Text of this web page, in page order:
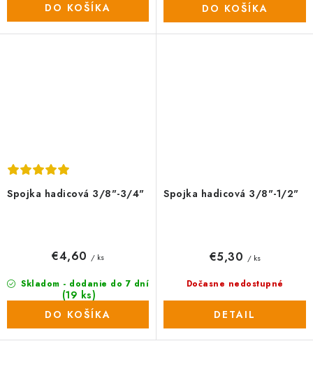
DO KOŠÍKA DO KOŠÍKA
Spojka hadicová 3/8"-3/4"
Skladom - dodanie do 7 dní
(19 ks)
€4,60 / ks
DO KOŠÍKA
Spojka hadicová 3/8"-1/2"
Dočasne nedostupné
€5,30 / ks
DETAIL